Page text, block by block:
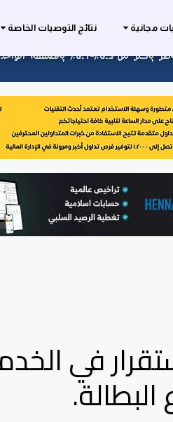
مجانية نتائج التوصيات الخاصة
في
البطالة.